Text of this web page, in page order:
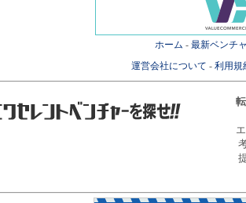
ホーム - 最新ベンチ
運営会社について - 利用規